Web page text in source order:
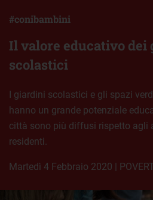
Il valore educativo
scolastici
#conibambini
I giardini scolastici e gli spazi
hanno un grande potenziale
città sono più diffusi rispetto agli
residenti.
martedì 4 Febbraio 2020 |